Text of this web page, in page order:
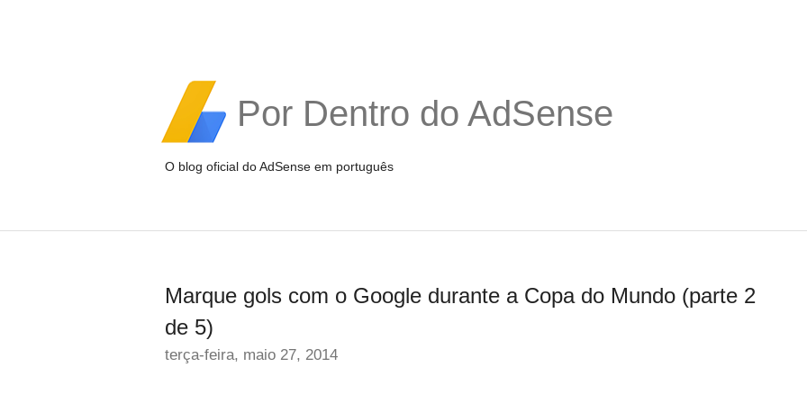
Por Dentro do AdSense
O blog oficial do AdSense em português
Marque gols com o Google durante a Copa do Mundo (parte 2
de 5)
terça-feira, maio 27, 2014